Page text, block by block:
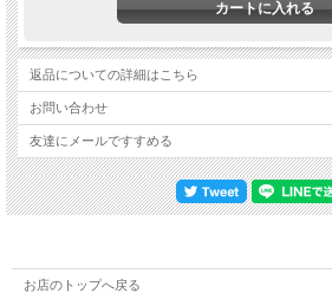
返品についての詳細はこちら
お問い合わせ
友達にメールですすめる
お店のトップへ戻る